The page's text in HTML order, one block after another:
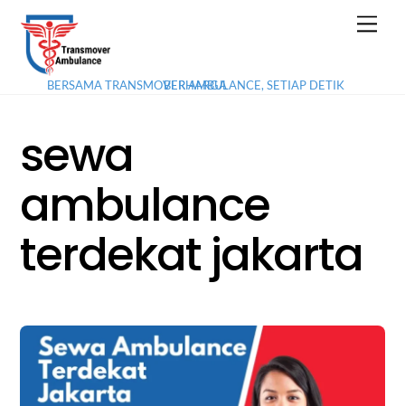
content
BERSAMA TRANSMOVER AMBULANCE, SETIAP DETIK BERHARGA
sewa
ambulance
terdekat jakarta